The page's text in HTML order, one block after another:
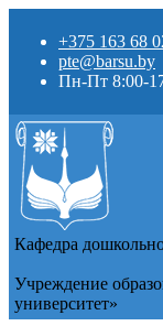
+375 163 68
pte@barsu.by
Пн-Пт 8:00-
Кафедра
Учреждение
университет»